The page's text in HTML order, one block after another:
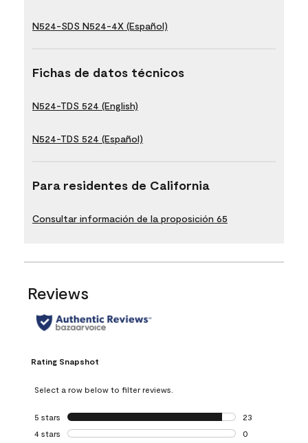
N524-SDS N524-4X (Español)
Fichas de datos técnicos
N524-TDS 524 (English)
N524-TDS 524 (Español)
Para residentes de California
Consultar información de la proposición 65
Reviews
Rating Snapshot
Select a row below to filter reviews.
5 stars stars
23
23 reviews with
4 stars stars
0